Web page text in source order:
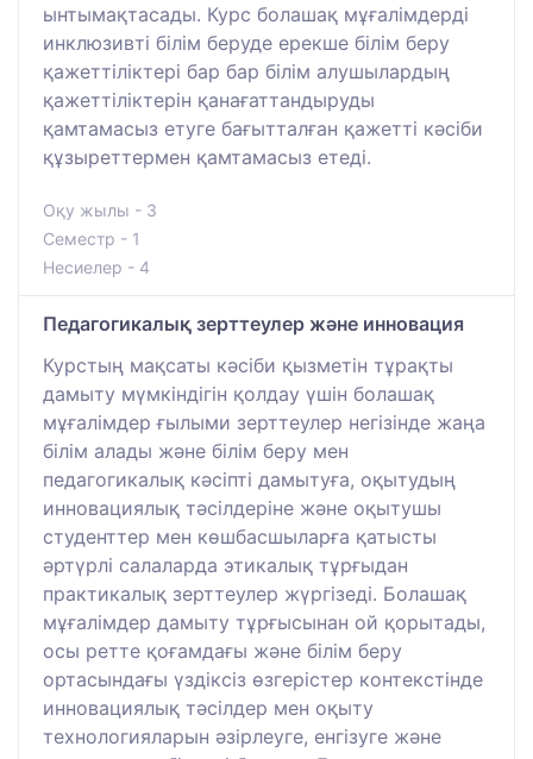
ынтымақтасады. Курс болашақ мұғалімдерді
инклюзивті білім беруде ерекше білім беру
қажеттіліктері бар бар білім алушылардың
қажеттіліктерін қанағаттандыруды
қамтамасыз етуге бағытталған қажетті кәсіби
құзыреттермен қамтамасыз етеді.
Оқу жылы - 3
Семестр - 1
Несиелер - 4
Педагогикалық зерттеулер және инновация
Курстың мақсаты кәсіби қызметін тұрақты
дамыту мүмкіндігін қолдау үшін болашақ
мұғалімдер ғылыми зерттеулер негізінде жаңа
білім алады және білім беру мен
педагогикалық кәсіпті дамытуға, оқытудың
инновациялық тәсілдеріне және оқытушы
студенттер мен көшбасшыларға қатысты
әртүрлі салаларда этикалық тұрғыдан
практикалық зерттеулер жүргізеді. Болашақ
мұғалімдер дамыту тұрғысынан ой қорытады,
осы ретте қоғамдағы және білім беру
ортасындағы үздіксіз өзгерістер контекстінде
инновациялық тәсілдер мен оқыту
технологияларын әзірлеуге, енгізуге және